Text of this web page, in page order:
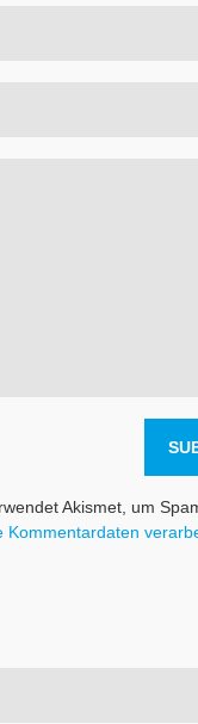
Akismet, um
Kommentardaten